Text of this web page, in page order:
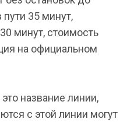
35 минут,
минут, стоимость
на официальном
название линии,
с этой линии могут